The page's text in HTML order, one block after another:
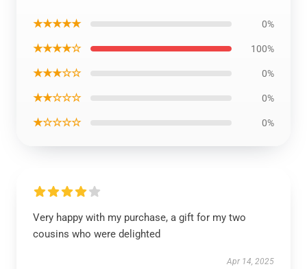
★★★★★ 0%
★★★★☆ 100%
★★★☆☆ 0%
★★☆☆☆ 0%
★☆☆☆☆ 0%
Very happy with my purchase, a gift for my two
cousins who were delighted
Apr 14, 2025